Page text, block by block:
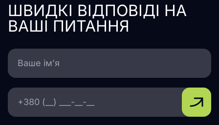
ШВИДКІ ВІДПОВІДІ НА
ВАШІ ПИТАННЯ